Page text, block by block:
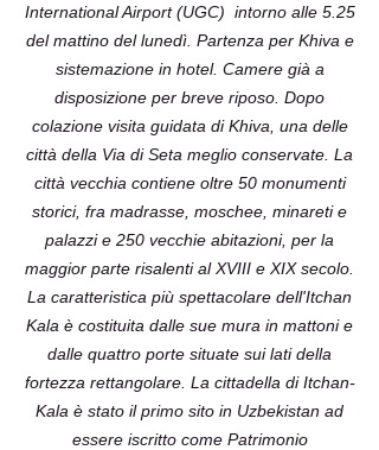
International Airport (UGC) intorno alle 5.25
del mattino del lunedì. Partenza per Khiva e
sistemazione in hotel. Camere già a
disposizione per breve riposo. Dopo
colazione visita guidata di Khiva, una delle
città della Via di Seta meglio conservate. La
città vecchia contiene oltre 50 monumenti
storici, fra madrasse, moschee, minareti e
palazzi e 250 vecchie abitazioni, per la
maggior parte risalenti al XVIII e XIX secolo.
La caratteristica più spettacolare dell'Itchan
Kala è costituita dalle sue mura in mattoni e
dalle quattro porte situate sui lati della
fortezza rettangolare. La cittadella di Itchan-
Kala è stato il primo sito in Uzbekistan ad
essere iscritto come Patrimonio